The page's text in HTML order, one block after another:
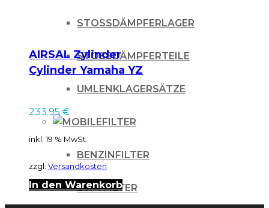
STOSSDÄMPFERLAGER
STOSSDÄMPFERTEILE
UMLENKLAGERSÄTZE
FILTER
BENZINFILTER
LUFTFILTER
AIRSAL Zylinder
Cylinder Yamaha YZ
250F 2001-2013
233.95 €
inkl. 19 % MwSt.
zzgl. Versandkosten
In den Warenkorb